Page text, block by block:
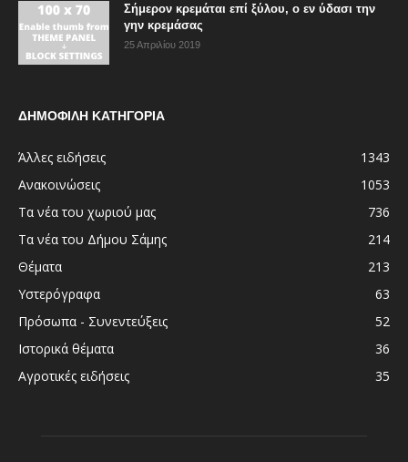
Σήμερον κρεμάται επί ξύλου, ο εν ύδασι την
γην κρεμάσας
25 Απριλίου 2019
ΔΗΜΟΦΙΛΗ ΚΑΤΗΓΟΡΙΑ
Άλλες ειδήσεις
1343
Ανακοινώσεις
1053
Τα νέα του χωριού μας
736
Τα νέα του Δήμου Σάμης
214
Θέματα
213
Υστερόγραφα
63
Πρόσωπα - Συνεντεύξεις
52
Ιστορικά θέματα
36
Αγροτικές ειδήσεις
35